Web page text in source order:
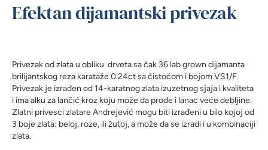
Efektan dijamantski privezak
Privezak od zlata u obliku drveta sa čak 36 lab grown dijamanta
brilijantskog reza karataže 0.24ct sa čistoćom i bojom VS1/F.
Privezak je izrađen od 14-karatnog zlata izuzetnog sjaja i kvaliteta
i ima alku za lančić kroz koju može da prođe i lanac veće debljine.
Zlatni privesci zlatare Andrejević mogu biti izrađeni u bilo kojoj od
3 boje zlata: beloj, roze, ili žutoj, a može da se izradi i u kombinaciji
zlata.